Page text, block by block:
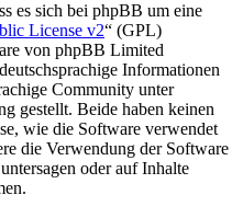
es sich bei phpBB um eine
License v2“ (GPL)
von phpBB Limited
Informationen
Community unter
gestellt. Beide haben keinen
wie die Software verwendet
die Verwendung der Software
oder auf Inhalte